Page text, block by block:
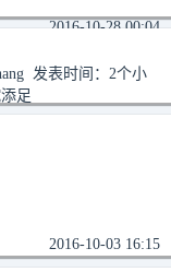
2016-10-28 00:04
发表时间：2个小
足
2016-10-03 16:15